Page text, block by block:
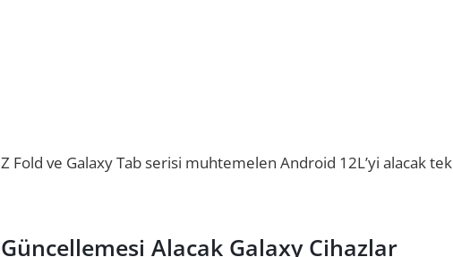
Z Fold ve Galaxy Tab serisi muhtemelen Android 12L’yi alacak tek
Alacak Galaxy Cihazlar